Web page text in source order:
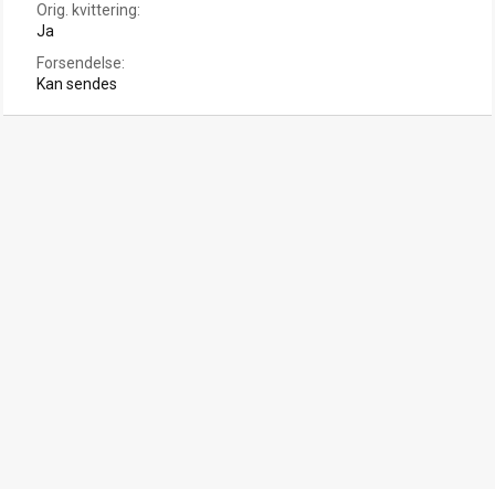
Orig. kvittering
Ja
Forsendelse
Kan sendes